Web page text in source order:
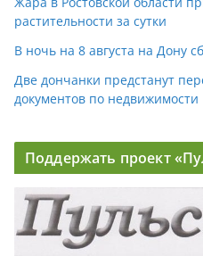
растительности за сутки
В ночь на 8 августа на Дону
Две дончанки предстанут
документов по недвижимости
Поддержать проект